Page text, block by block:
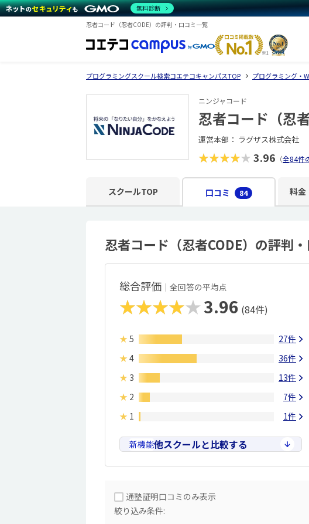
忍者コード（忍者CODE）の評判・口コミ一覧
プログラミングスクール検索コエテコキャンパスTOP プログラミング・
ニンジャコード
忍者コード（忍者
運営本部： ラグザス株式会社
★★★★★3.96 （全84件
スクールTOP 口コミ 84 料金
忍者コード（忍者CODE）の評判
総合評価 ｜全回答の平均点
★★★★★3.96 (84件)
★ 5
27件
★ 4
36件
★ 3
13件
★ 2
7件
★ 1 1件
新機能他スクールと比較する
通塾証明口コミのみ表示
絞り込み条件:
無料診断